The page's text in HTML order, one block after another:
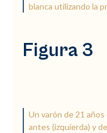
blanca utilizando la
Figura 3
Un varón de 21
antes (izquierda) y